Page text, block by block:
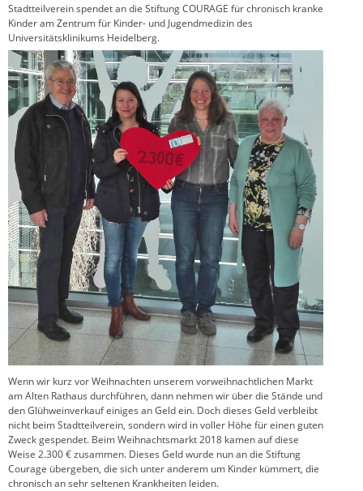
Stadtteilverein spendet an die Stiftung COURAGE für chronisch kranke
Kinder am Zentrum für Kinder- und Jugendmedizin des
Universitätsklinikums Heidelberg.
Wenn wir kurz vor Weihnachten unserem vorweihnachtlichen Markt
am Alten Rathaus durchführen, dann nehmen wir über die Stände und
den Glühweinverkauf einiges an Geld ein. Doch dieses Geld verbleibt
nicht beim Stadtteilverein, sondern wird in voller Höhe für einen guten
Zweck gespendet. Beim Weihnachtsmarkt 2018 kamen auf diese
Weise 2.300 € zusammen. Dieses Geld wurde nun an die Stiftung
Courage übergeben, die sich unter anderem um Kinder kümmert, die
chronisch an sehr seltenen Krankheiten leiden.